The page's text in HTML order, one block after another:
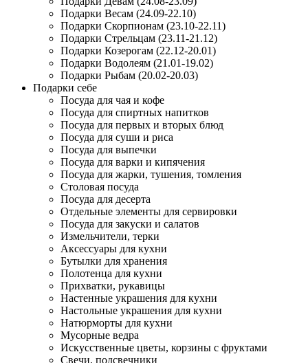
Подарки Весам (24.09-22.10)
Подарки Скорпионам (23.10-22.11)
Подарки Стрельцам (23.11-21.12)
Подарки Козерогам (22.12-20.01)
Подарки Водолеям (21.01-19.02)
Подарки Рыбам (20.02-20.03)
Подарки себе
Посуда для чая и кофе
Посуда для спиртных напитков
Посуда для первых и вторых блюд
Посуда для суши и риса
Посуда для выпечки
Посуда для варки и кипячения
Посуда для жарки, тушения, томления
Столовая посуда
Посуда для десерта
Отдельные элементы для сервировки
Посуда для закуски и салатов
Измельчители, терки
Аксессуары для кухни
Бутылки для хранения
Полотенца для кухни
Прихватки, рукавицы
Настенные украшения для кухни
Настольные украшения для кухни
Натюрморты для кухни
Мусорные ведра
Искусственные цветы, корзины с фруктами
Свечи, подсвечники